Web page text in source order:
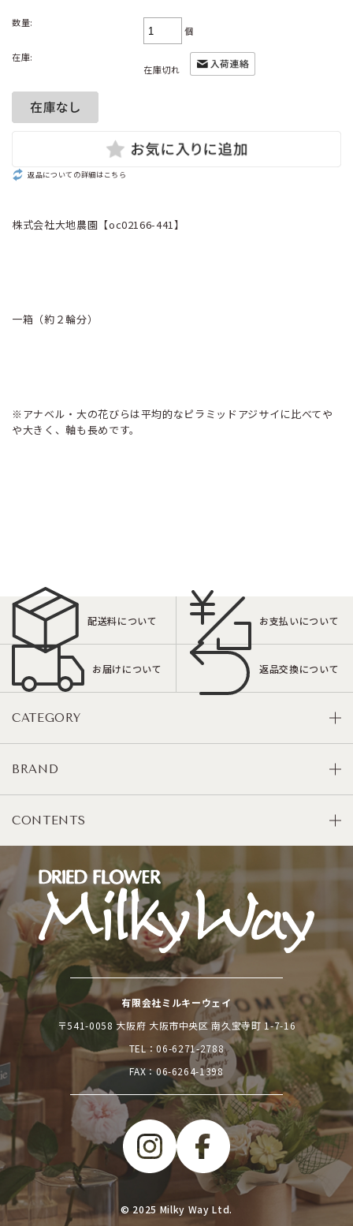
数量:
個
在庫:
在庫切れ
返品についての詳細はこちら
株式会社大地農園【oc02166-441】
一箱（約２輪分）
※アナベル・大の花びらは平均的なピラミッドアジサイに比べてや
や大きく、軸も長めです。
配送料について お支払いについて
お届けについて 返品交換について
CATEGORY
BRAND
CONTENTS
有限会社ミルキーウェイ
〒541-0058 大阪府 大阪市中央区 南久宝寺町 1-7-16
TEL：06-6271-2788
FAX：06-6264-1398
© 2025 Milky Way Ltd.